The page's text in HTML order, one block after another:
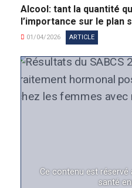
Alcool: tant la quantité
l’importance sur le plan
01/04/2026 ARTICLE
Ce contenu est
santé